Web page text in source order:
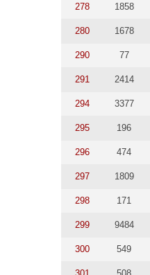
278 1858
280 1678
290 77
291 2414
294 3377
295 196
296 474
297 1809
298 171
299 9484
300 549